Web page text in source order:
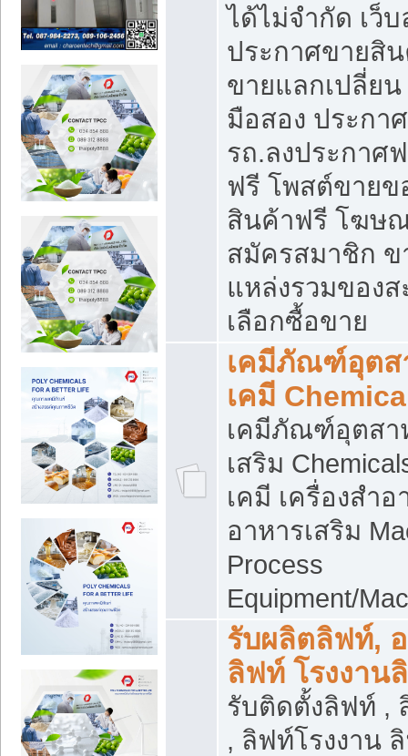
ได้ไม่จำกัด เว็
ประกาศขายสิ
ขายแลกเปลี่ย
มือสอง ประกา
รถ.ลงประกาศ
ฟรี โพสต์ขาย
สินค้าฟรี โฆษ
สมัครสมาชิก ข
แหล่งรวมของ
เลือกซื้อขาย
เคมีภัณฑ์อุตส
เคมี
เคมีภัณฑ์อุตสา
เสริม
เคมี เครื่องสำ
อาหารเสริม
Process
Equipment/
รับผลิตลิฟท์,
ลิฟท์ โรงงาน
รับติดตั้งลิฟท์ ,
, ลิฟท์โรงงาน